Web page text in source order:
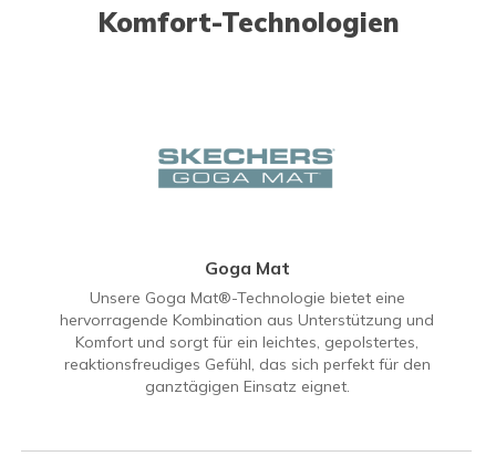
Komfort-Technologien
Goga Mat
Unsere Goga Mat®-Technologie bietet eine
hervorragende Kombination aus Unterstützung und
Komfort und sorgt für ein leichtes, gepolstertes,
reaktionsfreudiges Gefühl, das sich perfekt für den
ganztägigen Einsatz eignet.